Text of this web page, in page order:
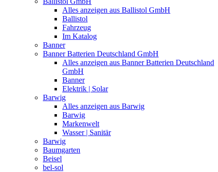
Alles anzeigen aus Ballistol GmbH
Ballistol
Fahrzeug
Im Katalog
Banner
Banner Batterien Deutschland GmbH
Alles anzeigen aus Banner Batterien Deutschland
GmbH
Banner
Elektrik | Solar
Barwig
Alles anzeigen aus Barwig
Barwig
Markenwelt
Wasser | Sanitär
Barwig
Baumgarten
Beisel
bel-sol